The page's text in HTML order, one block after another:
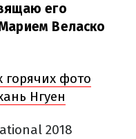
его
Веласко
горячих фото
Нгуен
2018